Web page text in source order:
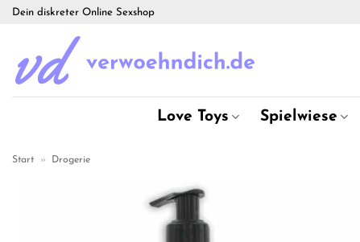
Zum
springen
Dein diskreter Online Sexshop
Love Toys Spielwiese
Start » Drogerie